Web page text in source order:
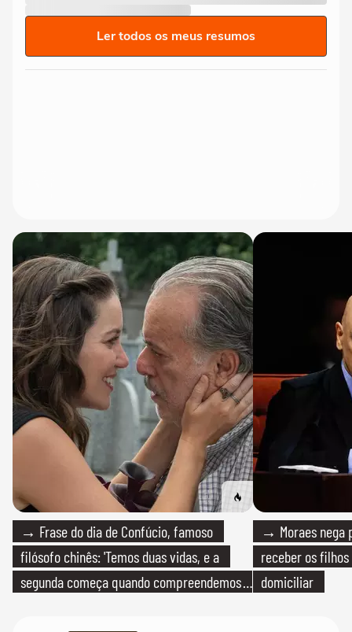
Ler todos os meus resumos
→ Frase do dia de Confúcio, famoso
filósofo chinês: 'Temos duas vidas, e a
segunda começa quando compreendemos
→ Moraes nega
receber os filhos
domiciliar